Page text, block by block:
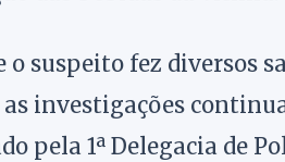
suspeito fez diversos
investigações
pela 1ª Delegacia de